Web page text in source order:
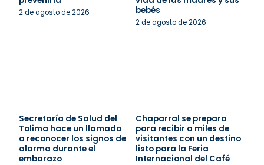
2 de agosto de 2026
bebés
2 de agosto de 2026
Secretaría de Salud del
Tolima hace un llamado
a reconocer los signos de
alarma durante el
embarazo
Chaparral se prepara
para recibir a miles de
visitantes con un destino
listo para la Feria
Internacional del Café